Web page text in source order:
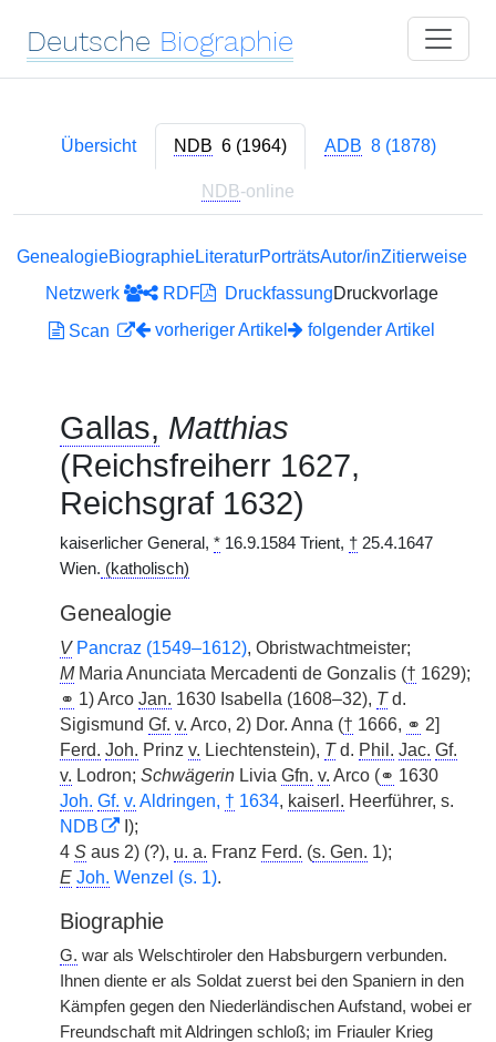
Deutsche Biographie
Übersicht NDB 6 (1964) ADB 8 (1878)
NDB-online
GenealogieBiographieLiteraturPorträtsAutor/inZitierweise
Netzwerk
RDF DruckfassungDruckvorlage
Scan
vorheriger Artikel folgender Artikel
Gallas, Matthias
(Reichsfreiherr 1627,
Reichsgraf 1632)
kaiserlicher General, * 16.9.1584 Trient, † 25.4.1647
Wien. (katholisch)
Genealogie
V Pancraz (1549–1612), Obristwachtmeister;
MMaria Anunciata Mercadenti de Gonzalis († 1629);
⚭ 1) Arco Jan. 1630 Isabella (1608–32), Td.
Sigismund Gf. v. Arco, 2) Dor. Anna († 1666, ⚭ 2]
Ferd. Joh. Prinz v. Liechtenstein), Td. Phil. Jac. Gf.
v. Lodron; Schwägerin Livia Gfn. v. Arco (⚭ 1630
Joh. Gf. v. Aldringen, † 1634, kaiserl. Heerführer, s.
NDB
I);
4 S aus 2) (?), u. a. Franz Ferd. (s. Gen. 1);
E Joh. Wenzel (s. 1).
Biographie
G. war als Welschtiroler den Habsburgern verbunden.
Ihnen diente er als Soldat zuerst bei den Spaniern in den
Kämpfen gegen den Niederländischen Aufstand, wobei er
Freundschaft mit Aldringen schloß; im Friauler Krieg